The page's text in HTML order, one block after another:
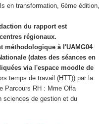
en transformation, 6ème édition,
du rapport est
régionaux.
méthodologique à l'UAMG04
(dates des séances en
via l'espace moodle de
temps de travail (HTT)) par la
Parcours RH : Mme Olfa
sciences de gestion et du